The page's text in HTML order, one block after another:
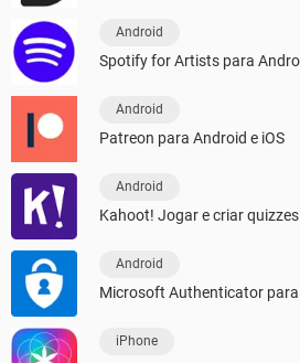
Android
Spotify for Artists para
Android
Patreon para Android e iOS
Android
Kahoot! Jogar e criar quizzes
Android
Microsoft Authenticator para
iPhone